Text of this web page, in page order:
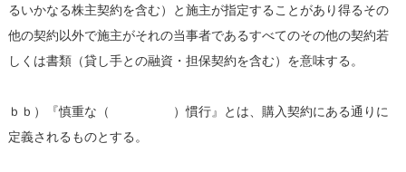
るいかなる株主契約を含む）と施主が指定することがあり得るその
他の契約以外で施主がそれの当事者であるすべてのその他の契約若
しくは書類（貸し手との融資・担保契約を含む）を意味する。
ｂｂ）『慎重な（ ）慣行』とは、購入契約にある通りに
定義されるものとする。